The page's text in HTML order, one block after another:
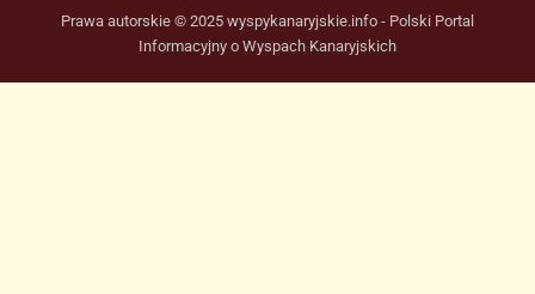
Prawa autorskie © 2025 wyspykanaryjskie.info - Polski Portal
Informacyjny o Wyspach Kanaryjskich